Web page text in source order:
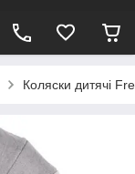
Коляски дитячі